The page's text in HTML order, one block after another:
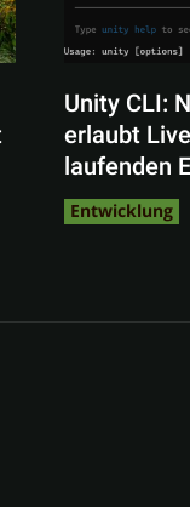
Unity CLI:
erlaubt
laufenden
Entwicklung